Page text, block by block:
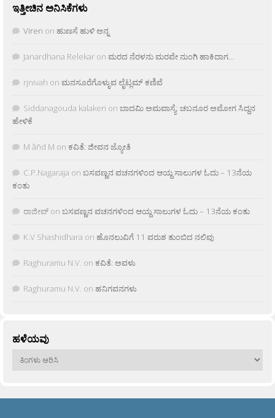
ಇತ್ತೀಚಿನ ಅನಿಸಿಕೆಗಳು
Viren on ಹುಣಸೆ ಹುಳಿ ಅನ್ನ
Janardhana Relekar on ಮರದ ನೆರಳನು ಮರವೇ ನುಂಗಿ ಹಾಕಿದಾಗ…
rjnivah on ಮನಸೂರೆಗೊಳ್ಳುವ ಲೈಟ್ಲಮ್ ಕಣಿವೆ
Siddanagouda kalakeri on ಬಾದಮಿ ಅಮವಾಸ್ಯೆ: ಚಬನೂರ ಅಮೋಗ ಸಿದ್ದನ
ಹೇಳಿಕೆ
M âñd M on ಕವಿತೆ: ಜೀವನ ಜ್ಯೋತಿ
C.P.Nagaraja on ಬಸವಣ್ಣನ ವಚನಗಳಿಂದ ಆಯ್ದ ಸಾಲುಗಳ ಓದು – 13ನೆಯ
ಕಂತು
ರಾಜೀವ್ on ಬಸವಣ್ಣನ ವಚನಗಳಿಂದ ಆಯ್ದ ಸಾಲುಗಳ ಓದು – 13ನೆಯ ಕಂತು
K.V Shashidhara on ಹೊನಲುವಿಗೆ 11 ವರುಶ ತುಂಬಿದ ನಲಿವು
Raghuramu N.V. on ಕವಿತೆ: ಅವಳು
Raghuramu N.V. on ಹನಿಗವನಗಳು
ಹಳೆಯವು
ಹಳೆಯವು